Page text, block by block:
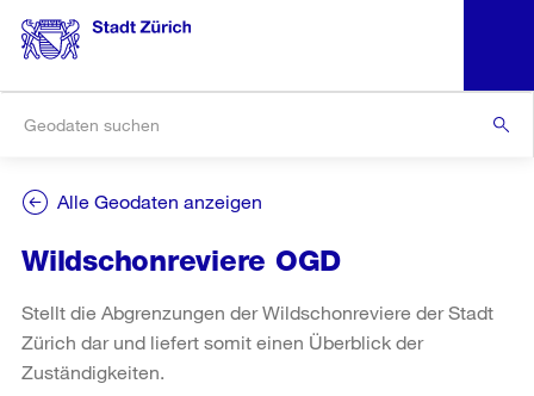
Alle Geodaten anzeigen
Wildschonreviere OGD
Stellt die Abgrenzungen der Wildschonreviere der Stadt
Zürich dar und liefert somit einen Überblick der
Zuständigkeiten.